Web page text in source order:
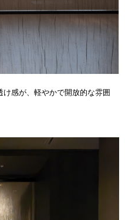
感が、軽やかで開放的な雰囲